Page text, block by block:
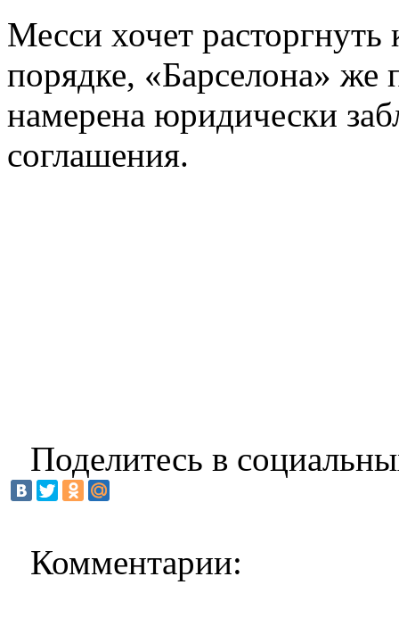
Месси хочет
порядке, «Барселона» же
намерена юридически
соглашения.
Поделитесь в
Комментарии: